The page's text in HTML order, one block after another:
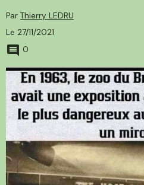
Par Thierry LEDRU
Le 27/11/2021
0